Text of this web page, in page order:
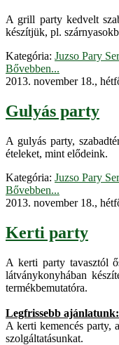
A grill party kedvelt
készítjük, pl.
Kategória: Juzso Pary
Bővebben...
2013. november 18.,
Gulyás party
A gulyás party,
ételeket, mint elődeink.
Kategória: Juzso Pary
Bővebben...
2013. november 18.,
Kerti party
A kerti party tavasztól
látványkonyhában
termékbemutatóra.
Legfrissebb ajánlatunk:
A kerti kemencés party,
szolgáltatásunkat.